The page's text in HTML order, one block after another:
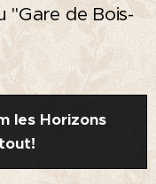
"Gare de Bois-
les Horizons